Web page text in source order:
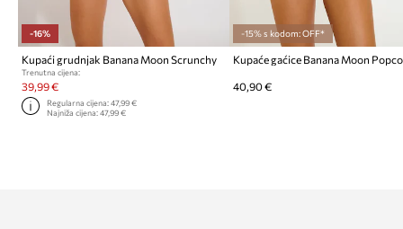
-16%
Kupaći grudnjak Banana Moon Scrunchy
Trenutna cijena:
39,99 €
Regularna cijena:47,99 €
Najniža cijena:47,99 €
-15% s kodom: OFF*
Kupaće gaćice Banana Moon
40,90 €